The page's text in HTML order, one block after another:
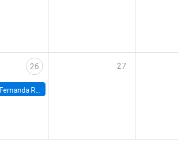
26
Fernanda Rojas Ampuero, University of Wisconsin-Madison
27